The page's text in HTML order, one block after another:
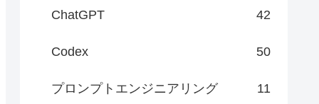
ChatGPT 42
Codex 50
プロンプトエンジニアリング 11